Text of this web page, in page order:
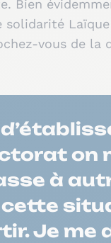
Bien
solidarité
vous de la
on
à
Je me